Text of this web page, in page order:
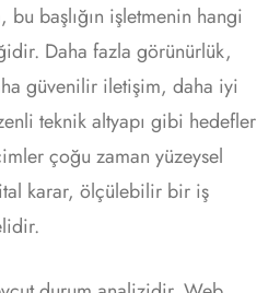
bu başlığın işletmenin hangi
Daha fazla görünürlük,
güvenilir iletişim, daha iyi
teknik altyapı gibi hedefler
çoğu zaman yüzeysel
karar, ölçülebilir bir iş